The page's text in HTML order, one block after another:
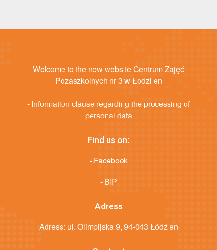
Welcome to the new website Centrum Zajęć
Pozaszkolnych nr 3 w Łodzi en
- Information clause regarding the processing of
personal data
Find us on:
- Facebook
- BIP
Adress
Adress: ul. Olimpijska 9, 94-043 Łódź en